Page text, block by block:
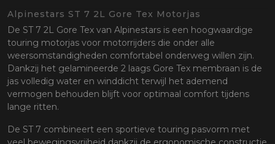
Alpinestars ST 7 2L Gore Tex Motorjas
De ST 7 2L Gore Tex van Alpinestars is een hoogwaardige
touring motorjas voor motorrijders die onder alle
weersomstandigheden comfortabel onderweg willen zijn.
Dankzij het gelamineerde 2 laags Gore Tex membraan is de
jas volledig water en winddicht terwijl het ademend
vermogen behouden blijft voor optimaal comfort tijdens
lange ritten.
De ST 7 combineert een sportieve touring pasvorm met